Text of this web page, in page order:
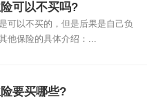
可以不买吗?
可以不买的，但是后果是自己负
他保险的具体介绍：...
要买哪些?